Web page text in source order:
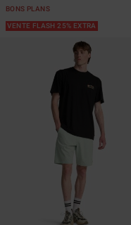
BONS PLANS
VENTE FLASH 25% EXTRA